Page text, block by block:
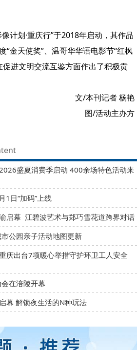
计划·重庆行”于2018年启动，其作品
“金天使奖”、温哥华华语电影节“红枫
进文明交流互鉴方面作出了积极贡
文/本刊记者 杨艳
图/活动主办方
盛夏消费季启动 400余场特色活动来
1日“加码”上线
启幕 江碧波艺术与郑巧雪花道跨界对话
公园亲子活动地图更新
庆出台7项暖心举措守护环卫工人安全
在涪陵开幕
幕 解锁夜生活的N种玩法